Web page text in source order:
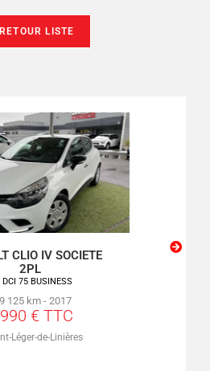
RETOUR LISTE
PEUGEOT 208 SOCIETE 2PL
Saint-Léger-de-Linières